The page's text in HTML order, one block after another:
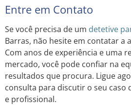
Entre em Contato
Se você precisa de um detetive
Barras, não hesite em contatar a
Com anos de experiência e uma
mercado, você pode confiar na
resultados que procura. Ligue
consulta para discutir o seu caso
e profissional.